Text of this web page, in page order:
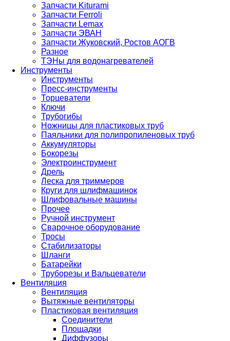
Запчасти Kiturami
Запчасти Ferroli
Запчасти Lemax
Запчасти ЭВАН
Запчасти Жуковский, Ростов АОГВ
Разное
ТЭНы для водонагревателей
Инструменты
Инструменты
Пресс-инструменты
Торцеватели
Ключи
Трубогибы
Ножницы для пластиковых труб
Паяльники для полипропиленовых труб
Аккумуляторы
Бокорезы
Электроинструмент
Дрель
Леска для триммеров
Круги для шлифмашинок
Шлифовальные машины
Прочее
Ручной инструмент
Сварочное оборудование
Тросы
Стабилизаторы
Шланги
Батарейки
Труборезы и Вальцеватели
Вентиляция
Вентиляция
Вытяжные вентиляторы
Пластиковая вентиляция
Соединители
Площадки
Диффузоры